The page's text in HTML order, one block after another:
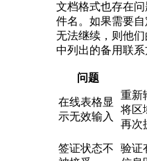
文档格式也存在
件名。如果需要
无法继续，则他
中列出的备用联系
问题
在线表格显
示无效输入
重新
将区
再次
签证状态不
验证